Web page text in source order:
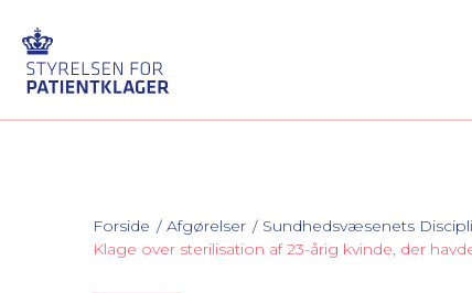
Forside Afgørelser
Sundhedsvæsenets
Klage over sterilisation af 23-årig kvinde, der